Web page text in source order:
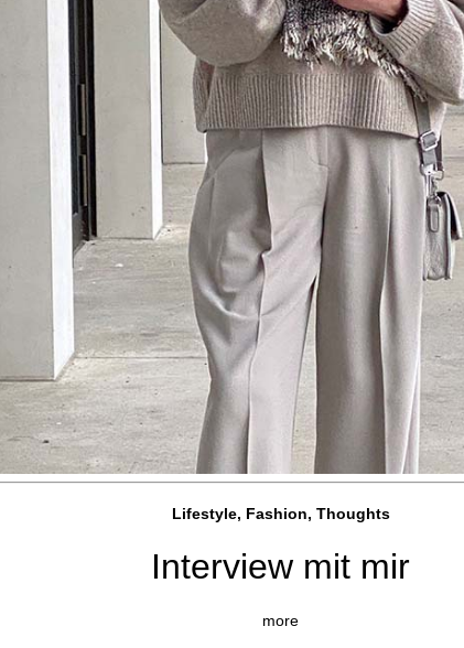
Lifestyle, Fashion, Thoughts
Interview mit mir
more